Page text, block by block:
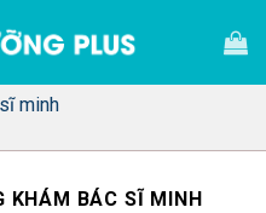
minh
KHÁM BÁC SĨ MINH